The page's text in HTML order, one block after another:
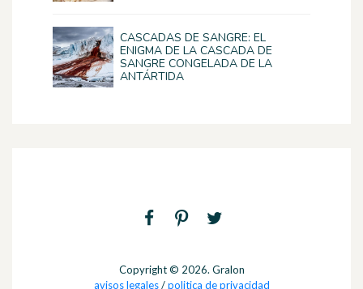
CASCADAS DE SANGRE: EL
ENIGMA DE LA CASCADA DE
SANGRE CONGELADA DE LA
ANTÁRTIDA
Copyright © 2026. Gralon
avisos legales/politica de privacidad